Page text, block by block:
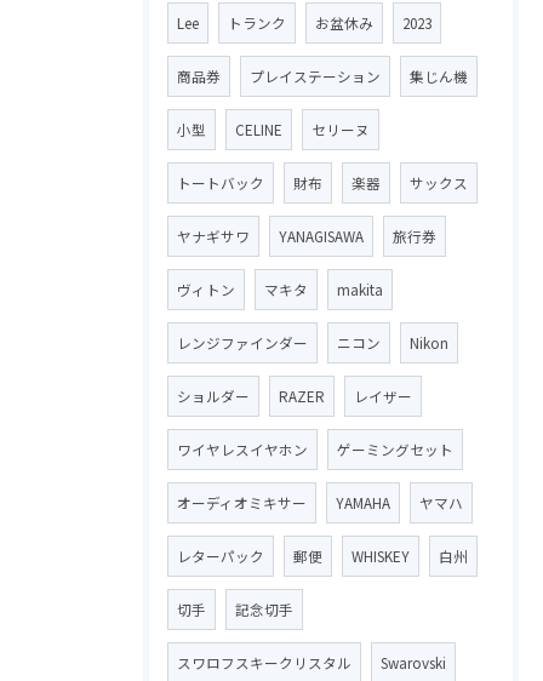
Lee トランク お盆休み 2023
商品券 プレイステーション 集じん機
小型 CELINE セリーヌ
トートバック 財布 楽器 サックス
ヤナギサワ YANAGISAWA 旅行券
ヴィトン マキタ makita
レンジファインダー ニコン Nikon
ショルダー RAZER レイザー
ワイヤレスイヤホン ゲーミングセット
オーディオミキサー YAMAHA ヤマハ
レターパック 郵便 WHISKEY 白州
切手 記念切手
スワロフスキークリスタル Swarovski